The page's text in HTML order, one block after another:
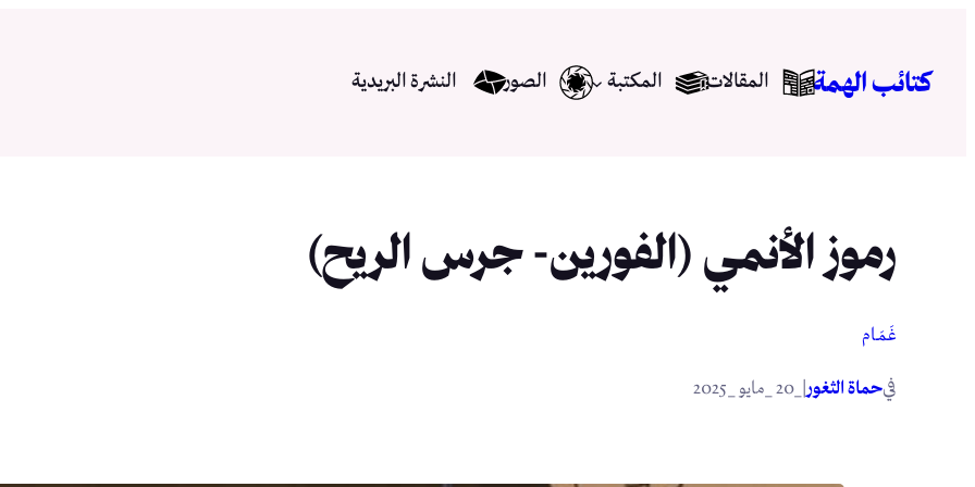
المحتوىكتائب الهمة المقالات المكتبة الصور النشرة البريدية
رموز الأنمي (الفورين- جرس الريح)
غَـمَــام
فيحماة الثغور